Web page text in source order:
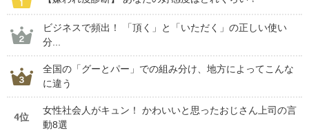
ビジネスで頻出！ 「頂く」と「いただく」の正しい使い
分...
全国の「グーとパー」での組み分け、地方によってこんな
に違う
4位
女性社会人がキュン！ かわいいと思ったおじさん上司の言
動8選